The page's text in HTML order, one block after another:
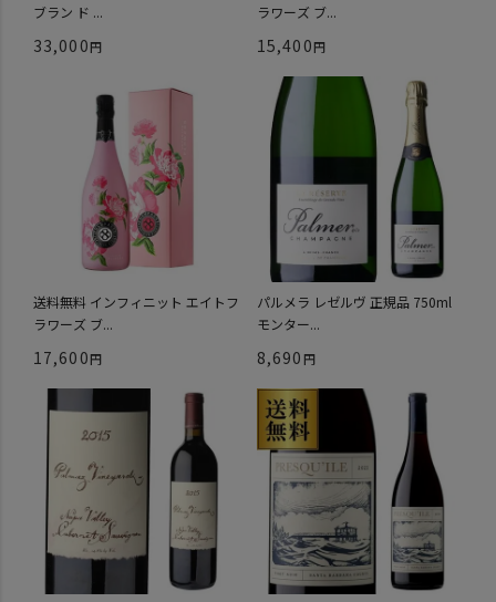
ブラン ド ...
33,000
ラワーズ ブ...
15,400
送料無料 インフィニット エイトフ
ラワーズ ブ...
17,600
パルメラ レゼルヴ 正規品 750ml
モンター...
8,690